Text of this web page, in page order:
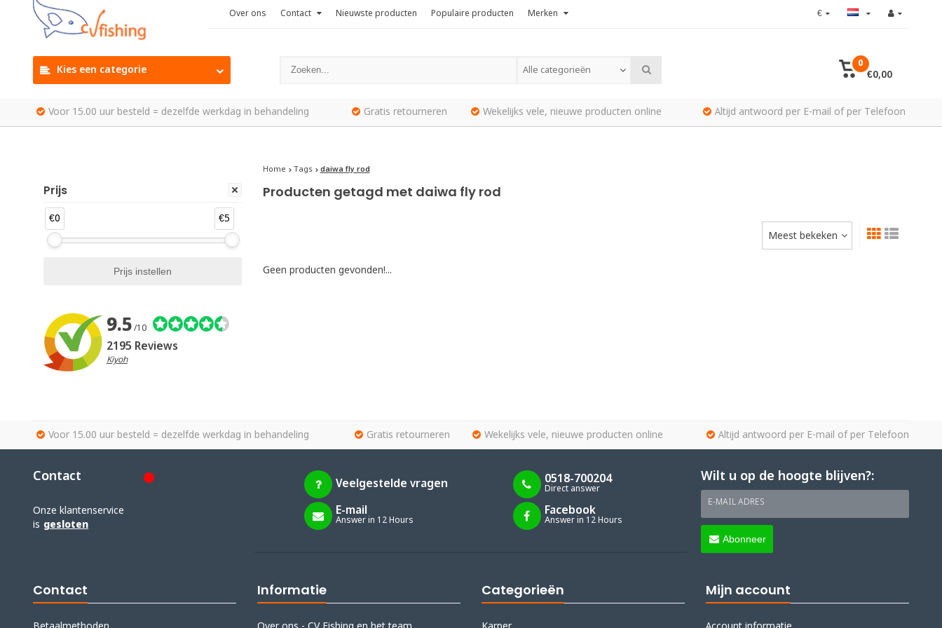
Over ons Contact Nieuwste producten Populaire producten Merken €
Kies een categorie Alle categorieën
0
€0,00
Voor 15.00 uur besteld = dezelfde werkdag in behandeling Gratis retourneren Wekelijks vele, nieuwe producten online Altijd antwoord per E-mail of per Telefoon
Prijs
€0 €5
9.5/10
2195 Reviews
Kiyoh
Home Tags daiwa fly rod
Producten getagd met daiwa fly rod
Meest bekeken
Geen producten gevonden!...
Voor 15.00 uur besteld = dezelfde werkdag in behandeling Gratis retourneren Wekelijks vele, nieuwe producten online Altijd antwoord per E-mail of per Telefoon
Contact
Onze klantenservice
is gesloten
Veelgestelde vragen 0518-700204
Direct answer
E-mail
Answer in 12 Hours
Facebook
Answer in 12 Hours
Wilt u op de hoogte blijven?:
E-MAIL ADRES
Abonneer
Contact Informatie Categorieën Mijn account